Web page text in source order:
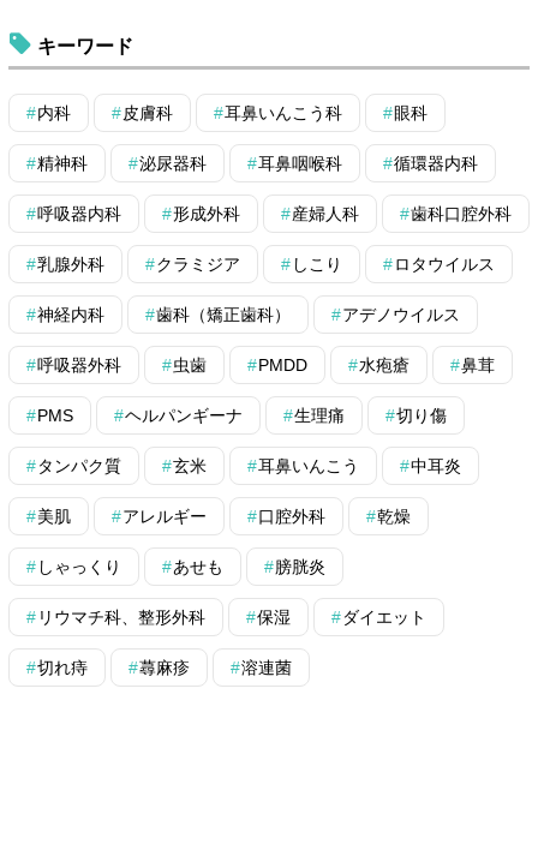
キーワード
内科 皮膚科 耳鼻いんこう科 眼科
精神科 泌尿器科 耳鼻咽喉科 循環器内科
呼吸器内科 形成外科 産婦人科 歯科口腔外科
乳腺外科 クラミジア しこり ロタウイルス
神経内科 歯科（矯正歯科） アデノウイルス
呼吸器外科 虫歯 PMDD 水疱瘡 鼻茸
PMS ヘルパンギーナ 生理痛 切り傷
タンパク質 玄米 耳鼻いんこう 中耳炎
美肌 アレルギー 口腔外科 乾燥
しゃっくり あせも 膀胱炎
リウマチ科、整形外科 保湿 ダイエット
切れ痔 蕁麻疹 溶連菌